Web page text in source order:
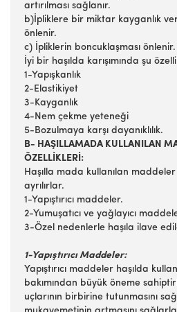
artırılması sağlanır.
b)İpliklere bir miktar kayganlık
önlenir.
c) İpliklerin boncuklaşması önlenir.
İyi bir haşılda karışımında şu
1-Yapışkanlık
2-Elastikiyet
3-Kayganlık
4-Nem çekme yeteneği
5-Bozulmaya karşı dayanıklılık.
B- HAŞILLAMADA KULLANILAN
ÖZELLİKLERİ:
Haşılla mada kullanılan
ayrılırlar.
1-Yapıştırıcı maddeler.
2-Yumuşatıcı ve yağlayıcı
3-Özel nedenlerle haşıla ilave
1-Yapıştırıcı Maddeler:
Yapıştırıcı maddeler haşılda
bakımından büyük öneme
uçlarının birbirine tutunmasını